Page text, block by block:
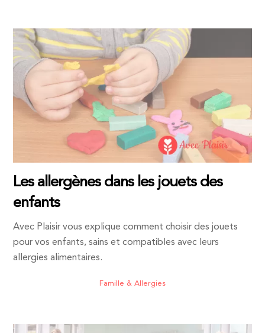
Les allergènes dans les jouets des
enfants
Avec Plaisir vous explique comment choisir des jouets
pour vos enfants, sains et compatibles avec leurs
allergies alimentaires.
Famille & Allergies